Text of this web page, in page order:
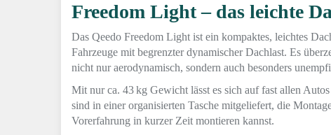
Freedom Light – das leichte
Das Qeedo Freedom Light ist ein kompaktes, leichtes
Fahrzeuge mit begrenzter dynamischer Dachlast. Es
nicht nur aerodynamisch, sondern auch besonders
Mit nur ca. 43 kg Gewicht lässt es sich auf fast allen
sind in einer organisierten Tasche mitgeliefert, die
Vorerfahrung in kurzer Zeit montieren kannst.